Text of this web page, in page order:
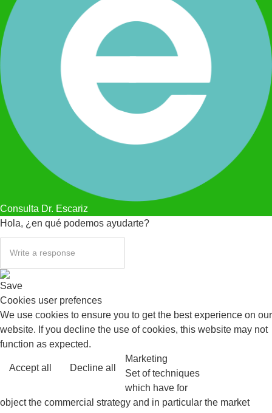
Consulta Dr. Escariz
Hola, ¿en qué podemos ayudarte?
Save
Cookies user prefences
We use cookies to ensure you to get the best experience on our
website. If you decline the use of cookies, this website may not
function as expected.
Accept all Decline all
Marketing
Set of techniques
which have for
object the commercial strategy and in particular the market